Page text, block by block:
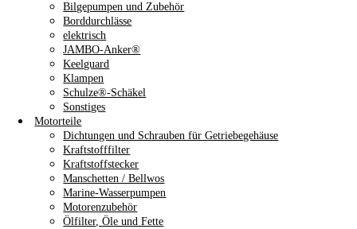
Bilgepumpen und Zubehör
Borddurchlässe
elektrisch
JAMBO-Anker®
Keelguard
Klampen
Schulze®-Schäkel
Sonstiges
Motorteile
Dichtungen und Schrauben für Getriebegehäuse
Kraftstofffilter
Kraftstoffstecker
Manschetten / Bellwos
Marine-Wasserpumpen
Motorenzubehör
Ölfilter, Öle und Fette